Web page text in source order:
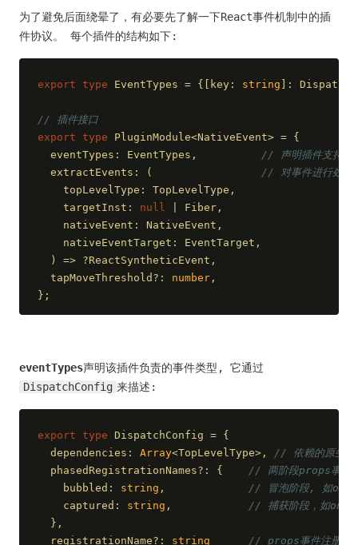
为了避免后面绕晕了，有必要先了解一下React事件机制中的插
件协议。 每个插件的结构如下:
export type EventTypes = {[key: string ]:
// 插件接口
export type PluginModule<NativeEvent> = {
  eventTypes: EventTypes,
// 声明插件支持的
  extractEvents: (
// 对事件进行处理
    topLevelType: TopLevelType,
    targetInst:
null
| Fiber,
    nativeEvent: NativeEvent,
    nativeEventTarget: EventTarget,
  ) => ?ReactSyntheticEvent,
  tapMoveThreshold?:
number ,
};
eventTypes声明该插件负责的事件类型, 它通过
DispatchConfig 来描述:
export type DispatchConfig = {
  dependencies:
Array<TopLevelType>,
// 依赖的原生事
  phasedRegistrationNames?: {
// 两阶段props事件
    bubbled:
string ,
// 冒泡阶段, 如
    captured:
string ,
// 捕获阶段，如
  },
  registrationName?:
string
// props事件注册名